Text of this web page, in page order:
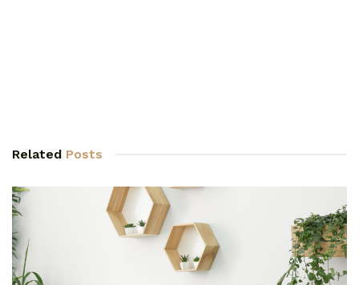
Related Posts